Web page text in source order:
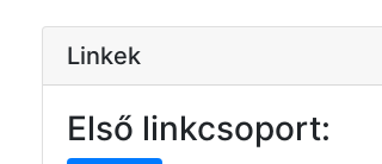
Linkek
Első linkcsoport: